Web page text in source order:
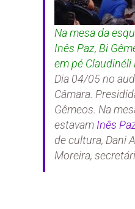
Na mesa da
Inês Paz, Bi
em pé Claudinéli
Dia 04/05 no
Câmara.
Gêmeos. Na
estavam Inês
de cultura, Dani
Moreira,